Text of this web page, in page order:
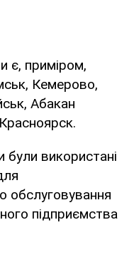
є, приміром,
Кемерово,
Абакан
були використані
обслуговування
підприємства